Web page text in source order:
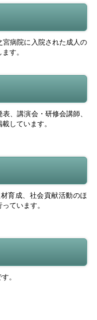
宮病院に入院された成人の
す。
、講演会・研修会講師、
しています。
育成、社会貢献活動のほ
ています。
。